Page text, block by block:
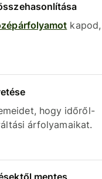
kapod,
hogy időről-
árfolyamaikat.